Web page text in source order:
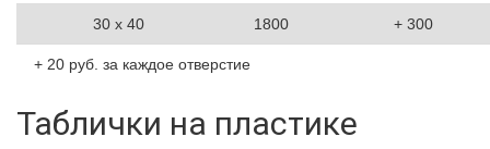
30 х 40 1800 + 300
+ 20 руб. за каждое отверстие
Таблички на пластике